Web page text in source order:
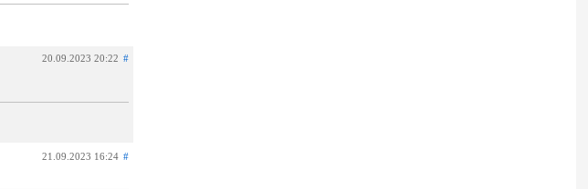
20.09.2023 20:22 #
21.09.2023 16:24 #